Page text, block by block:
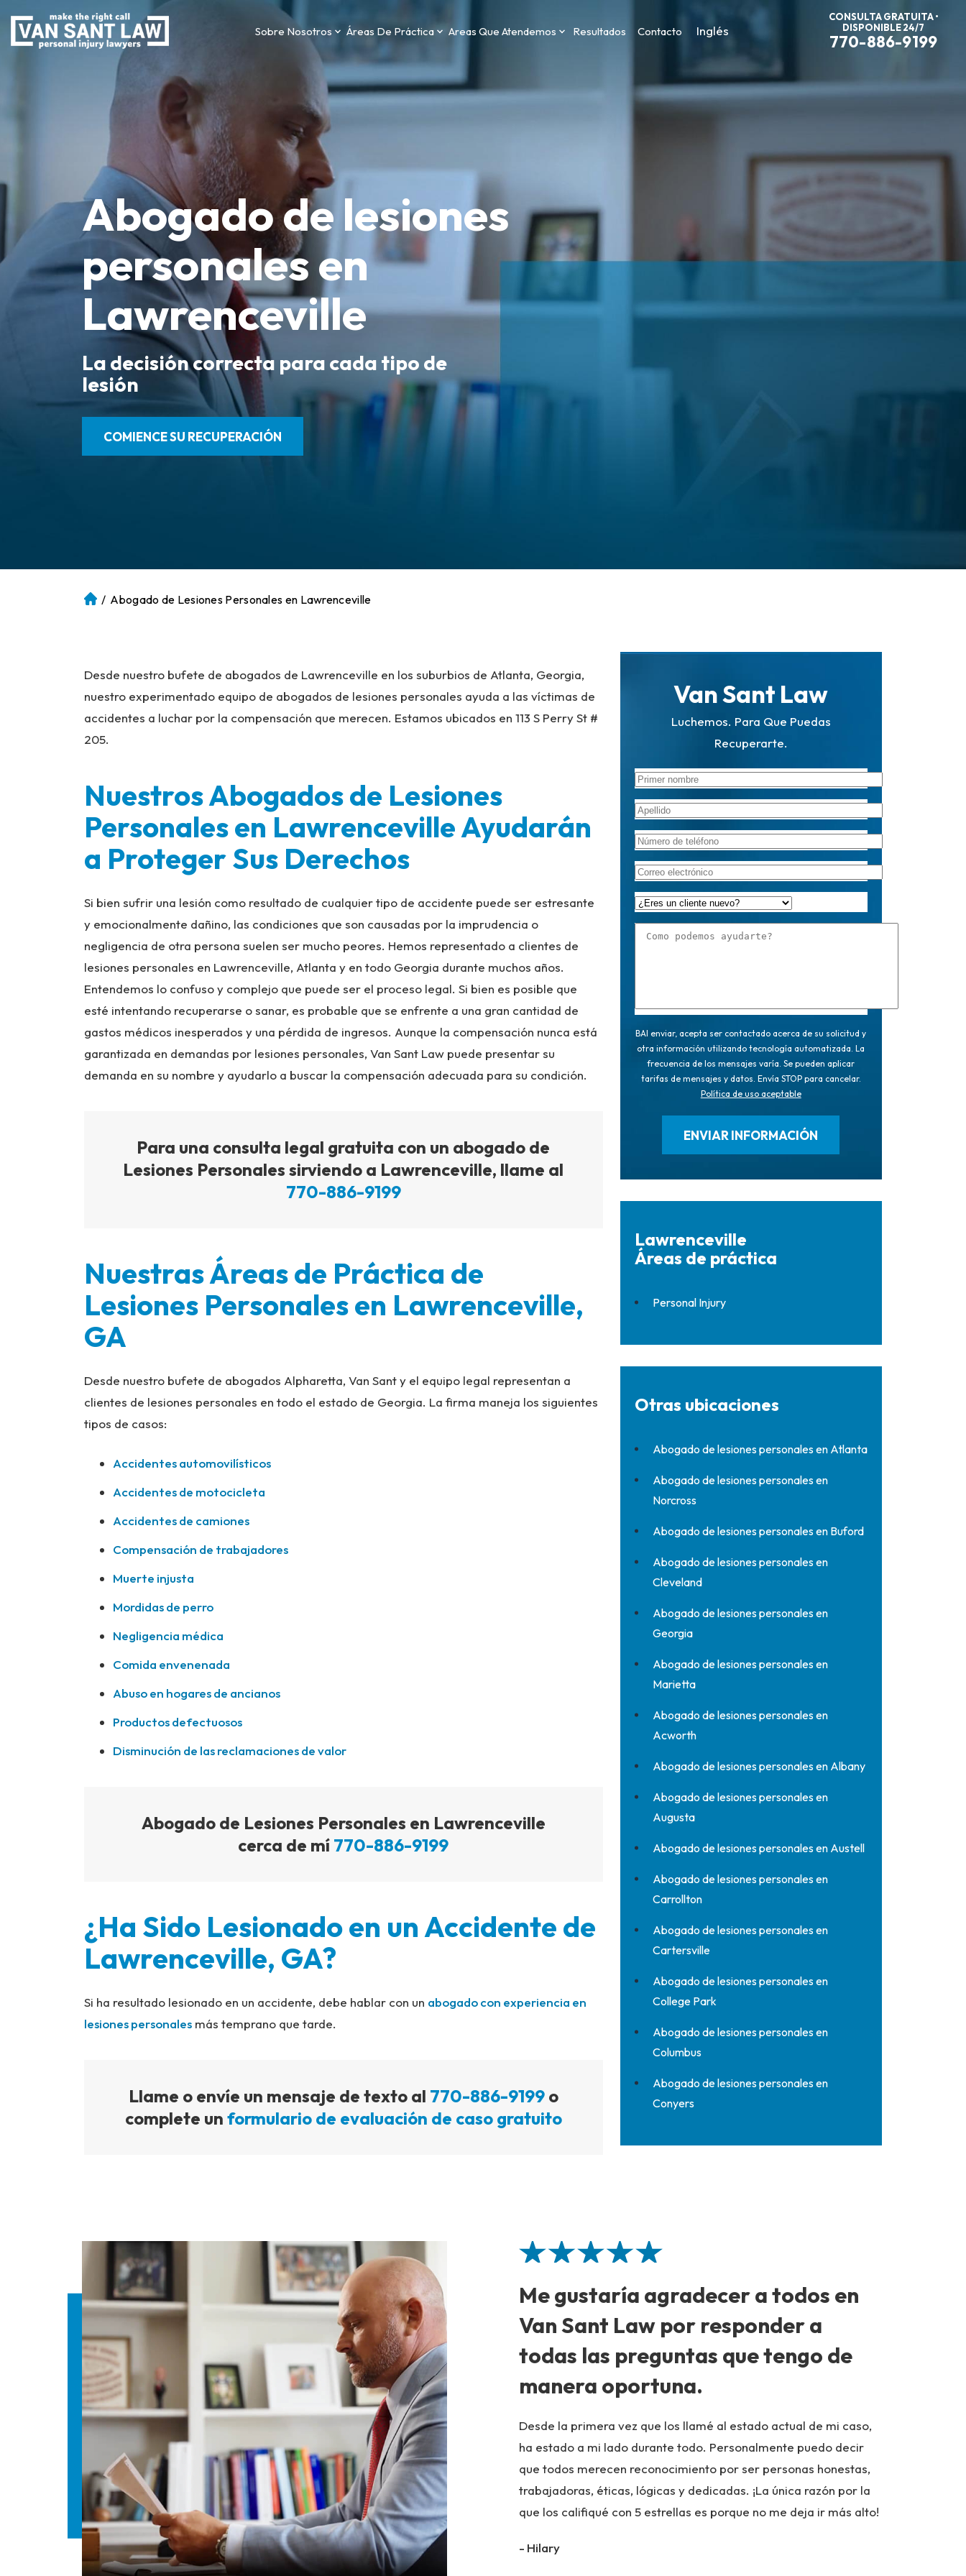
Sobre Nosotros Áreas De Práctica Areas Que Atendemos Resultados Contacto Inglés
CONSULTA GRATUITA •
DISPONIBLE 24/7
770-886-9199
Abogado de lesiones
personales en
Lawrenceville
La decisión correcta para cada tipo de
lesión
COMIENCE SU RECUPERACIÓN
Ini / Abogado de Lesiones Personales en Lawrenceville
Desde nuestro bufete de abogados de Lawrenceville en los suburbios de Atlanta, Georgia,
nuestro experimentado equipo de abogados de lesiones personales ayuda a las víctimas de
accidentes a luchar por la compensación que merecen. Estamos ubicados en 113 S Perry St #
205.
Nuestros Abogados de Lesiones
Personales en Lawrenceville Ayudarán
a Proteger Sus Derechos
Si bien sufrir una lesión como resultado de cualquier tipo de accidente puede ser estresante
y emocionalmente dañino, las condiciones que son causadas por la imprudencia o
negligencia de otra persona suelen ser mucho peores. Hemos representado a clientes de
lesiones personales en Lawrenceville, Atlanta y en todo Georgia durante muchos años.
Entendemos lo confuso y complejo que puede ser el proceso legal. Si bien es posible que
esté intentando recuperarse o sanar, es probable que se enfrente a una gran cantidad de
gastos médicos inesperados y una pérdida de ingresos. Aunque la compensación nunca está
garantizada en demandas por lesiones personales, Van Sant Law puede presentar su
demanda en su nombre y ayudarlo a buscar la compensación adecuada para su condición.
Para una consulta legal gratuita con un abogado de
Lesiones Personales sirviendo a Lawrenceville, llame al
770-886-9199
Nuestras Áreas de Práctica de
Lesiones Personales en Lawrenceville,
GA
Desde nuestro bufete de abogados Alpharetta, Van Sant y el equipo legal representan a
clientes de lesiones personales en todo el estado de Georgia. La firma maneja los siguientes
tipos de casos:
Accidentes automovilísticos
Accidentes de motocicleta
Accidentes de camiones
Compensación de trabajadores
Muerte injusta
Mordidas de perro
Negligencia médica
Comida envenenada
Abuso en hogares de ancianos
Productos defectuosos
Disminución de las reclamaciones de valor
Abogado de Lesiones Personales en Lawrenceville
cerca de mí 770-886-9199
¿Ha Sido Lesionado en un Accidente de
Lawrenceville, GA?
Si ha resultado lesionado en un accidente, debe hablar con un abogado con experiencia en
lesiones personales más temprano que tarde.
Llame o envíe un mensaje de texto al 770-886-9199o
complete un formulario de evaluación de caso gratuito
Van Sant Law
Luchemos. Para Que Puedas
Recuperarte.
BAl enviar, acepta ser contactado acerca de su solicitud y
otra información utilizando tecnología automatizada. La
frecuencia de los mensajes varía. Se pueden aplicar
tarifas de mensajes y datos. Envía STOP para cancelar.
Política de uso aceptable
Lawrenceville
Áreas de práctica
Personal Injury
Otras ubicaciones
Abogado de lesiones personales en Atlanta
Abogado de lesiones personales en
Norcross
Abogado de lesiones personales en Buford
Abogado de lesiones personales en
Cleveland
Abogado de lesiones personales en
Georgia
Abogado de lesiones personales en
Marietta
Abogado de lesiones personales en
Acworth
Abogado de lesiones personales en Albany
Abogado de lesiones personales en
Augusta
Abogado de lesiones personales en Austell
Abogado de lesiones personales en
Carrollton
Abogado de lesiones personales en
Cartersville
Abogado de lesiones personales en
College Park
Abogado de lesiones personales en
Columbus
Abogado de lesiones personales en
Conyers
Me gustaría agradecer a todos en
Van Sant Law por responder a
todas las preguntas que tengo de
manera oportuna.
Desde la primera vez que los llamé al estado actual de mi caso,
ha estado a mi lado durante todo. Personalmente puedo decir
que todos merecen reconocimiento por ser personas honestas,
trabajadoras, éticas, lógicas y dedicadas. ¡La única razón por la
que los califiqué con 5 estrellas es porque no me deja ir más alto!
- Hilary